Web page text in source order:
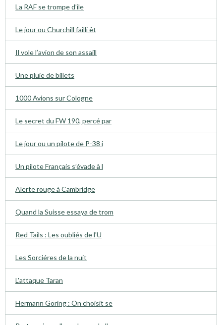
La RAF se trompe d’ile
Le jour ou Churchill failli êt
Il vole l’avion de son assaill
Une pluie de billets
1000 Avions sur Cologne
Le secret du FW 190, percé par
Le jour ou un pilote de P-38 i
Un pilote Français s’évade à l
Alerte rouge à Cambridge
Quand la Suisse essaya de trom
Red Tails : Les oubliés de l'U
Les Sorciéres de la nuit
L'attaque Taran
Hermann Göring : On choisit se